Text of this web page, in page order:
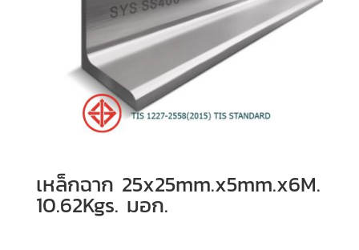
เหล็กฉาก 25x25mm.x5mm.x6M.
10.62Kgs. มอก.